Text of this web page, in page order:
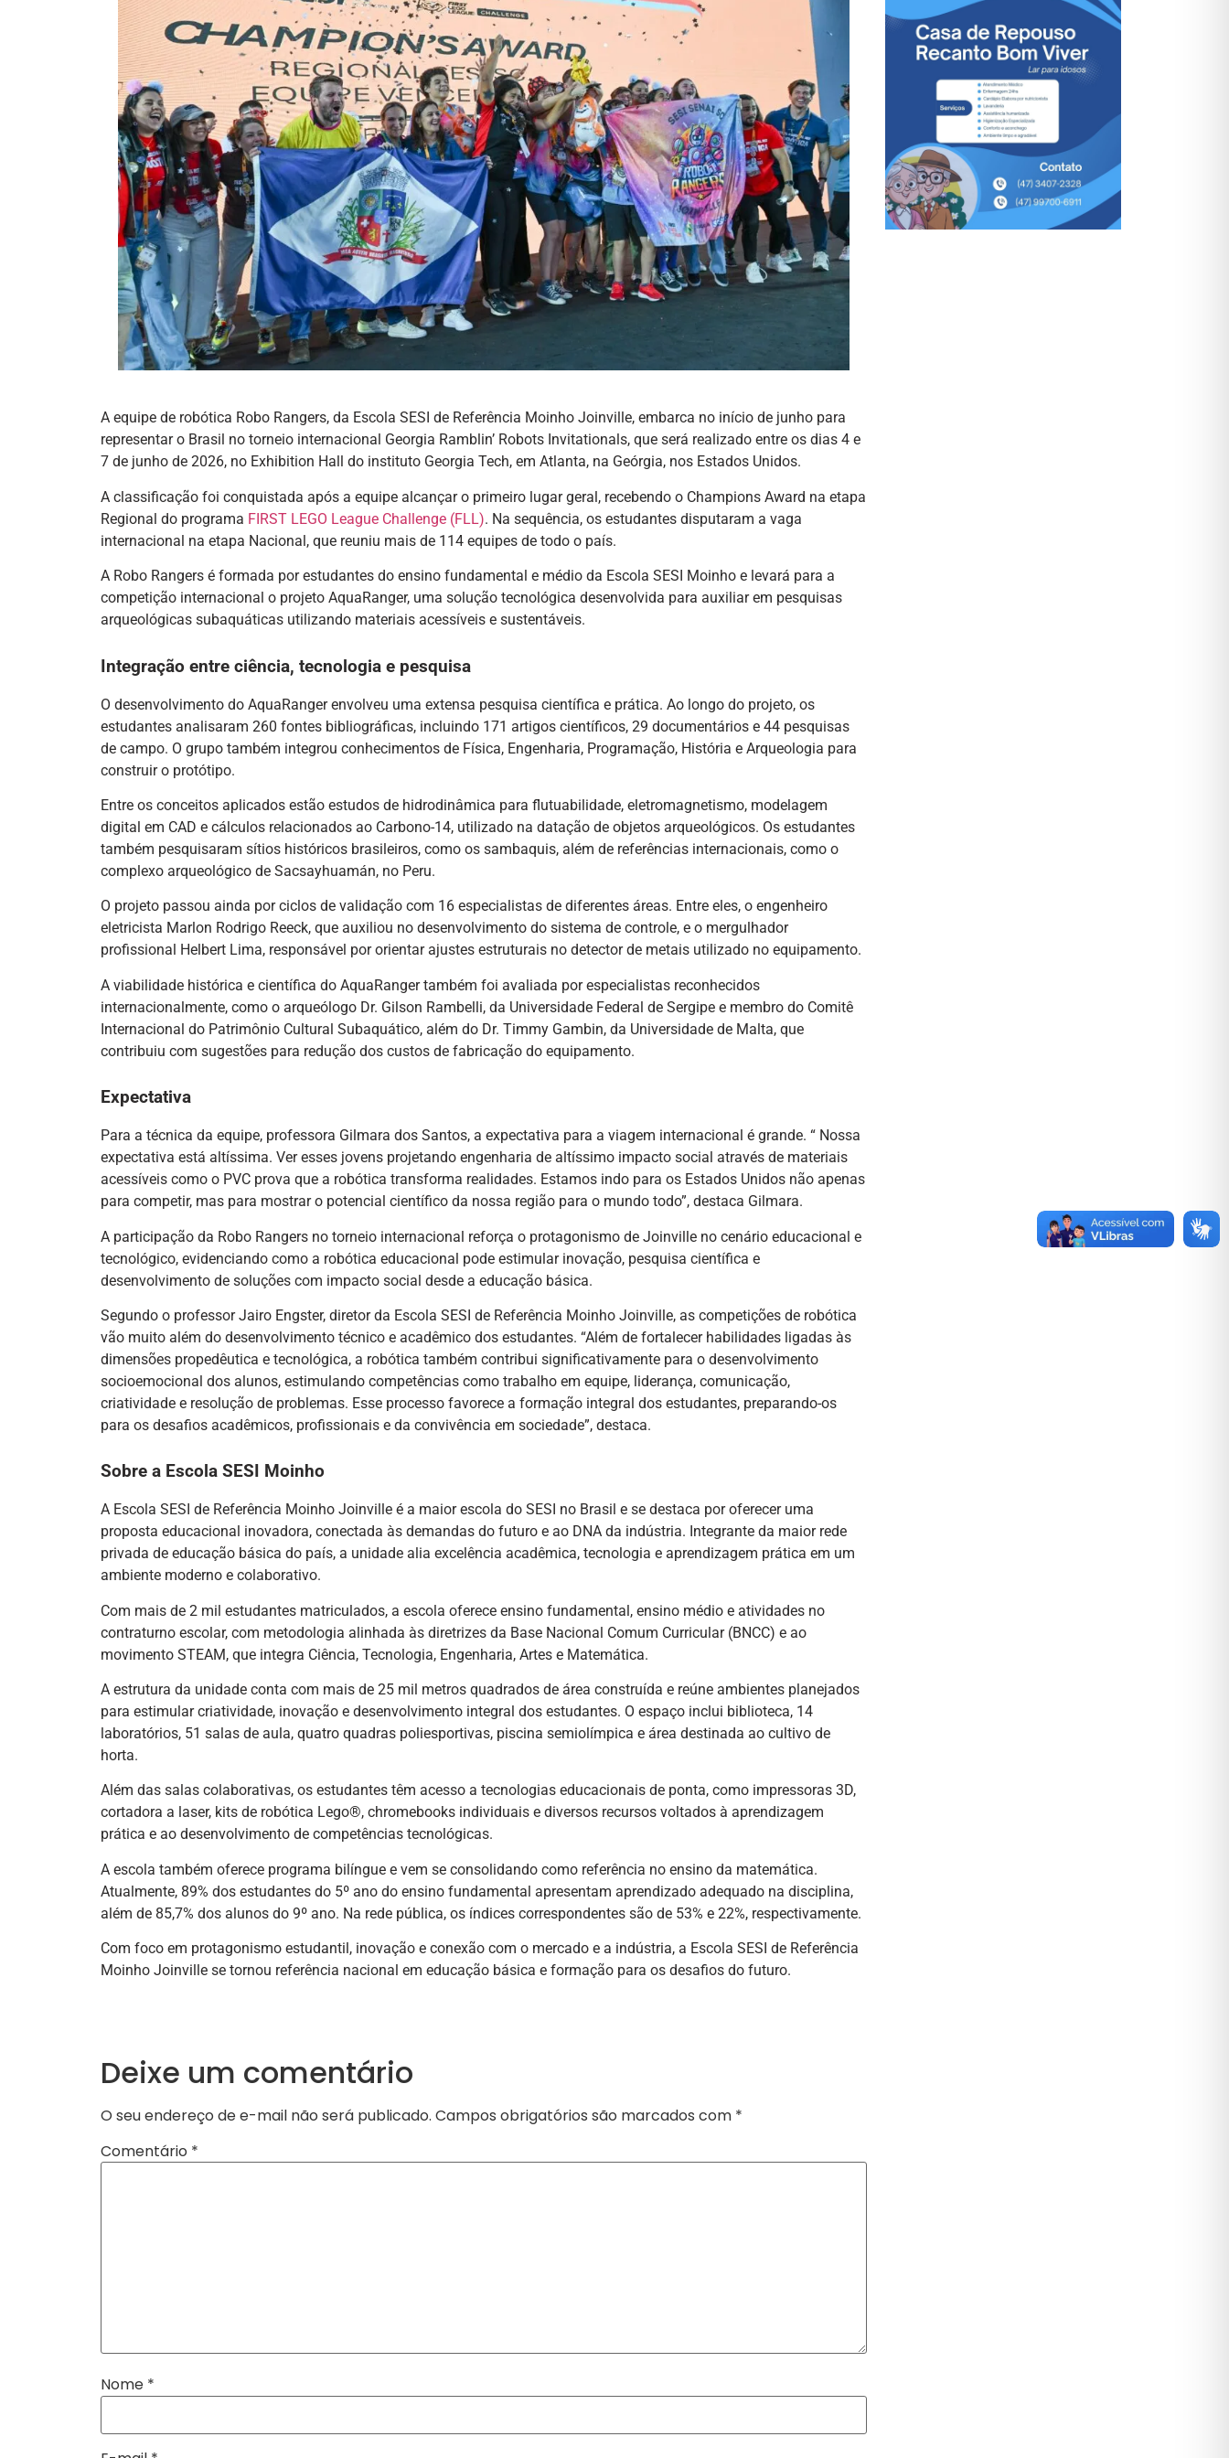
A equipe de robótica Robo Rangers, da Escola SESI de Referência Moinho Joinville, embarca no início de junho para
representar o Brasil no torneio internacional Georgia Ramblin’ Robots Invitationals, que será realizado entre os dias 4 e
7 de junho de 2026, no Exhibition Hall do instituto Georgia Tech, em Atlanta, na Geórgia, nos Estados Unidos.
A classificação foi conquistada após a equipe alcançar o primeiro lugar geral, recebendo o Champions Award na etapa
Regional do programa FIRST LEGO League Challenge (FLL). Na sequência, os estudantes disputaram a vaga
internacional na etapa Nacional, que reuniu mais de 114 equipes de todo o país.
A Robo Rangers é formada por estudantes do ensino fundamental e médio da Escola SESI Moinho e levará para a
competição internacional o projeto AquaRanger, uma solução tecnológica desenvolvida para auxiliar em pesquisas
arqueológicas subaquáticas utilizando materiais acessíveis e sustentáveis.
Integração entre ciência, tecnologia e pesquisa
O desenvolvimento do AquaRanger envolveu uma extensa pesquisa científica e prática. Ao longo do projeto, os
estudantes analisaram 260 fontes bibliográficas, incluindo 171 artigos científicos, 29 documentários e 44 pesquisas
de campo. O grupo também integrou conhecimentos de Física, Engenharia, Programação, História e Arqueologia para
construir o protótipo.
Entre os conceitos aplicados estão estudos de hidrodinâmica para flutuabilidade, eletromagnetismo, modelagem
digital em CAD e cálculos relacionados ao Carbono-14, utilizado na datação de objetos arqueológicos. Os estudantes
também pesquisaram sítios históricos brasileiros, como os sambaquis, além de referências internacionais, como o
complexo arqueológico de Sacsayhuamán, no Peru.
O projeto passou ainda por ciclos de validação com 16 especialistas de diferentes áreas. Entre eles, o engenheiro
eletricista Marlon Rodrigo Reeck, que auxiliou no desenvolvimento do sistema de controle, e o mergulhador
profissional Helbert Lima, responsável por orientar ajustes estruturais no detector de metais utilizado no equipamento.
A viabilidade histórica e científica do AquaRanger também foi avaliada por especialistas reconhecidos
internacionalmente, como o arqueólogo Dr. Gilson Rambelli, da Universidade Federal de Sergipe e membro do Comitê
Internacional do Patrimônio Cultural Subaquático, além do Dr. Timmy Gambin, da Universidade de Malta, que
contribuiu com sugestões para redução dos custos de fabricação do equipamento.
Expectativa
Para a técnica da equipe, professora Gilmara dos Santos, a expectativa para a viagem internacional é grande. “ Nossa
expectativa está altíssima. Ver esses jovens projetando engenharia de altíssimo impacto social através de materiais
acessíveis como o PVC prova que a robótica transforma realidades. Estamos indo para os Estados Unidos não apenas
para competir, mas para mostrar o potencial científico da nossa região para o mundo todo”, destaca Gilmara.
A participação da Robo Rangers no torneio internacional reforça o protagonismo de Joinville no cenário educacional e
tecnológico, evidenciando como a robótica educacional pode estimular inovação, pesquisa científica e
desenvolvimento de soluções com impacto social desde a educação básica.
Segundo o professor Jairo Engster, diretor da Escola SESI de Referência Moinho Joinville, as competições de robótica
vão muito além do desenvolvimento técnico e acadêmico dos estudantes. “Além de fortalecer habilidades ligadas às
dimensões propedêutica e tecnológica, a robótica também contribui significativamente para o desenvolvimento
socioemocional dos alunos, estimulando competências como trabalho em equipe, liderança, comunicação,
criatividade e resolução de problemas. Esse processo favorece a formação integral dos estudantes, preparando-os
para os desafios acadêmicos, profissionais e da convivência em sociedade”, destaca.
Sobre a Escola SESI Moinho
A Escola SESI de Referência Moinho Joinville é a maior escola do SESI no Brasil e se destaca por oferecer uma
proposta educacional inovadora, conectada às demandas do futuro e ao DNA da indústria. Integrante da maior rede
privada de educação básica do país, a unidade alia excelência acadêmica, tecnologia e aprendizagem prática em um
ambiente moderno e colaborativo.
Com mais de 2 mil estudantes matriculados, a escola oferece ensino fundamental, ensino médio e atividades no
contraturno escolar, com metodologia alinhada às diretrizes da Base Nacional Comum Curricular (BNCC) e ao
movimento STEAM, que integra Ciência, Tecnologia, Engenharia, Artes e Matemática.
A estrutura da unidade conta com mais de 25 mil metros quadrados de área construída e reúne ambientes planejados
para estimular criatividade, inovação e desenvolvimento integral dos estudantes. O espaço inclui biblioteca, 14
laboratórios, 51 salas de aula, quatro quadras poliesportivas, piscina semiolímpica e área destinada ao cultivo de
horta.
Além das salas colaborativas, os estudantes têm acesso a tecnologias educacionais de ponta, como impressoras 3D,
cortadora a laser, kits de robótica Lego®, chromebooks individuais e diversos recursos voltados à aprendizagem
prática e ao desenvolvimento de competências tecnológicas.
A escola também oferece programa bilíngue e vem se consolidando como referência no ensino da matemática.
Atualmente, 89% dos estudantes do 5º ano do ensino fundamental apresentam aprendizado adequado na disciplina,
além de 85,7% dos alunos do 9º ano. Na rede pública, os índices correspondentes são de 53% e 22%, respectivamente.
Com foco em protagonismo estudantil, inovação e conexão com o mercado e a indústria, a Escola SESI de Referência
Moinho Joinville se tornou referência nacional em educação básica e formação para os desafios do futuro.
Deixe um comentário
O seu endereço de e-mail não será publicado. Campos obrigatórios são marcados com *
Comentário *
Nome *